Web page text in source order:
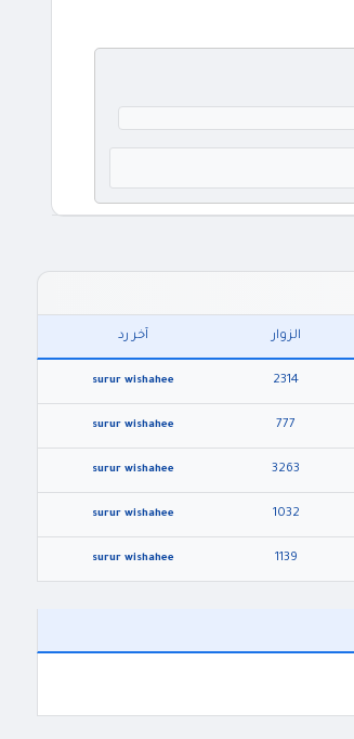
الزوار آخر رد
2314
surur wishahee
777
surur wishahee
3263
surur wishahee
1032
surur wishahee
1139
surur wishahee